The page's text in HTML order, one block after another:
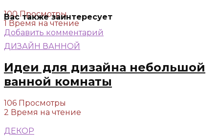
100 Просмотры
1 Время на чтение
Добавить комментарий
Вас также заинтересует
ДИЗАЙН ВАННОЙ
Идеи для дизайна небольшой
ванной комнаты
106 Просмотры
2 Время на чтение
ДЕКОР